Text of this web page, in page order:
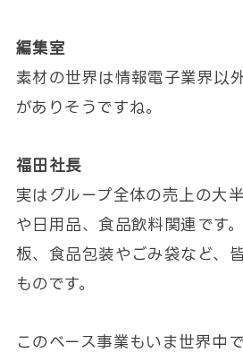
編集室
素材の世界は情報電子業界以
がありそうですね。
福田社長
実はグループ全体の売上の大
や日用品、食品飲料関連です
板、食品包装やごみ袋など、
ものです。
このベース事業もいま世界中